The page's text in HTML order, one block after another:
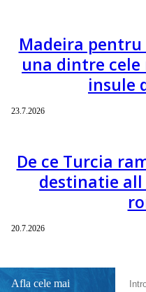
Madeira
una dintre cele
insule
23.7.2026
De ce Turcia
destinatie
20.7.2026
Afla cele mai